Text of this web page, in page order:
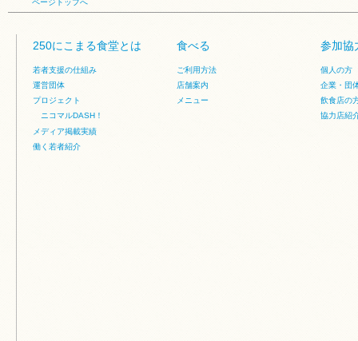
250にこまる食堂とは
若者支援の仕組み
運営団体
プロジェクト
ニコマルDASH！
メディア掲載実績
働く若者紹介
食べる
ご利用方法
店舗案内
メニュー
参加協
個人の方
企業・団
飲食店の
協力店紹